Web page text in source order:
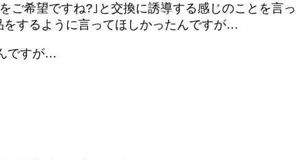
ご希望ですね?｣と交換に誘導する感じのことを言っ
するように言ってほしかったんですが…
ですが…